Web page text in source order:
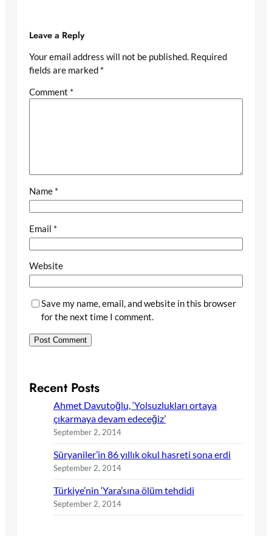
Leave a Reply
Your email address will not be published. Required
fields are marked *
Comment *
Name *
Email *
Website
Save my name, email, and website in this browser
for the next time I comment.
Recent Posts
Ahmet Davutoğlu, ‘Yolsuzlukları ortaya
çıkarmaya devam edeceğiz’
September 2, 2014
Süryaniler’in 86 yıllık okul hasreti sona erdi
September 2, 2014
Türkiye’nin ‘Yara’sına ölüm tehdidi
September 2, 2014